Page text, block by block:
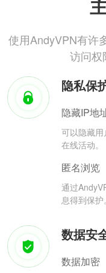
使用AndyVPN有许
访问权
隐私保
隐藏IP地
可以隐藏
在线活动。
匿名浏览
通过
息得到保护。
数据安
数据加密